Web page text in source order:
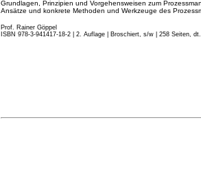
Grundlagen, Prinzipien und Vorgehensweisen zum
Ansätze und konkrete Methoden und Werkzeuge des
Prof. Rainer Göppel
ISBN 978-3-941417-18-2 | 2. Auflage Broschiert, s/w | 258 Seiten, dt.